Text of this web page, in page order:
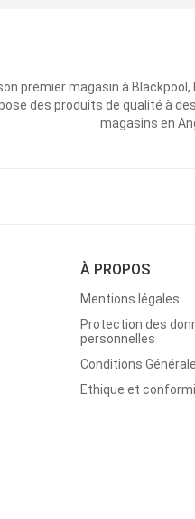
premier magasin à
des produits de qualité à
magasins en
À PROPOS
Mentions légales
Protection des
personnelles
Conditions
Ethique et